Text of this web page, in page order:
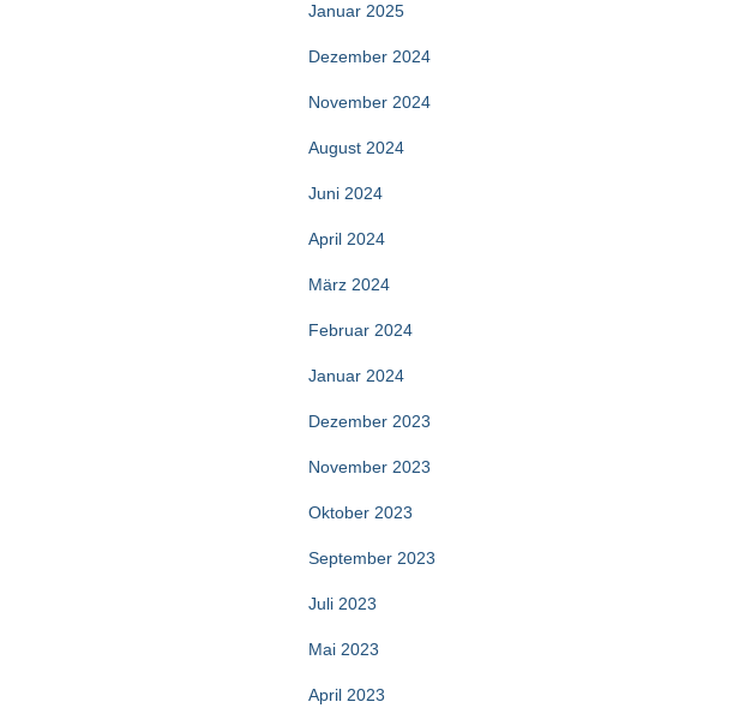
Januar 2025
Dezember 2024
November 2024
August 2024
Juni 2024
April 2024
März 2024
Februar 2024
Januar 2024
Dezember 2023
November 2023
Oktober 2023
September 2023
Juli 2023
Mai 2023
April 2023